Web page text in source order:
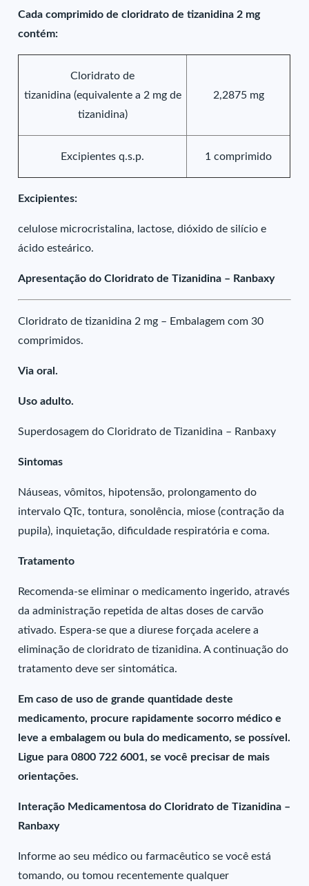
Cada comprimido de cloridrato de tizanidina 2 mg
contém:
Cloridrato de
tizanidina (equivalente a 2 mg de
tizanidina)
2,2875 mg
Excipientes q.s.p. 1 comprimido
Excipientes:
celulose microcristalina, lactose, dióxido de silício e
ácido esteárico.
Apresentação do Cloridrato de Tizanidina – Ranbaxy
Cloridrato de tizanidina 2 mg – Embalagem com 30
comprimidos.
Via oral.
Uso adulto.
Superdosagem do Cloridrato de Tizanidina – Ranbaxy
Sintomas
Náuseas, vômitos, hipotensão, prolongamento do
intervalo QTc, tontura, sonolência, miose (contração da
pupila), inquietação, dificuldade respiratória e coma.
Tratamento
Recomenda-se eliminar o medicamento ingerido, através
da administração repetida de altas doses de carvão
ativado. Espera-se que a diurese forçada acelere a
eliminação de cloridrato de tizanidina. A continuação do
tratamento deve ser sintomática.
Em caso de uso de grande quantidade deste
medicamento, procure rapidamente socorro médico e
leve a embalagem ou bula do medicamento, se possível.
Ligue para 0800 722 6001, se você precisar de mais
orientações.
Interação Medicamentosa do Cloridrato de Tizanidina –
Ranbaxy
Informe ao seu médico ou farmacêutico se você está
tomando, ou tomou recentemente qualquer